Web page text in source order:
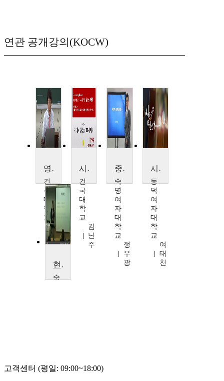
연관 공개강의(KOCW)
영미시의 이해와 감상
건
국
대
학
교
박
재
영
시의 힘, 낭송의 매력
건
국
대
학
교
김
난
주
중국현대시산책
숙
명
여
자
대
학
교
정
우
광
시란 무엇인가
동
덕
여
자
대
학
교
여
태
천
현대 영미시
숙
고객센터 (평일: 09:00~18:00)